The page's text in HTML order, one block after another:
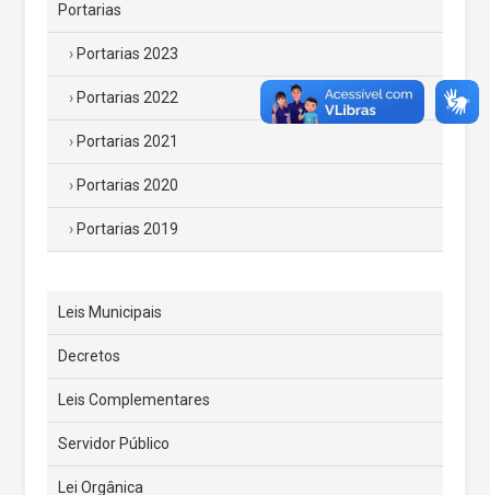
Portarias
Portarias 2023
Portarias 2022
Portarias 2021
Portarias 2020
Portarias 2019
Leis Municipais
Decretos
Leis Complementares
Servidor Público
Lei Orgânica